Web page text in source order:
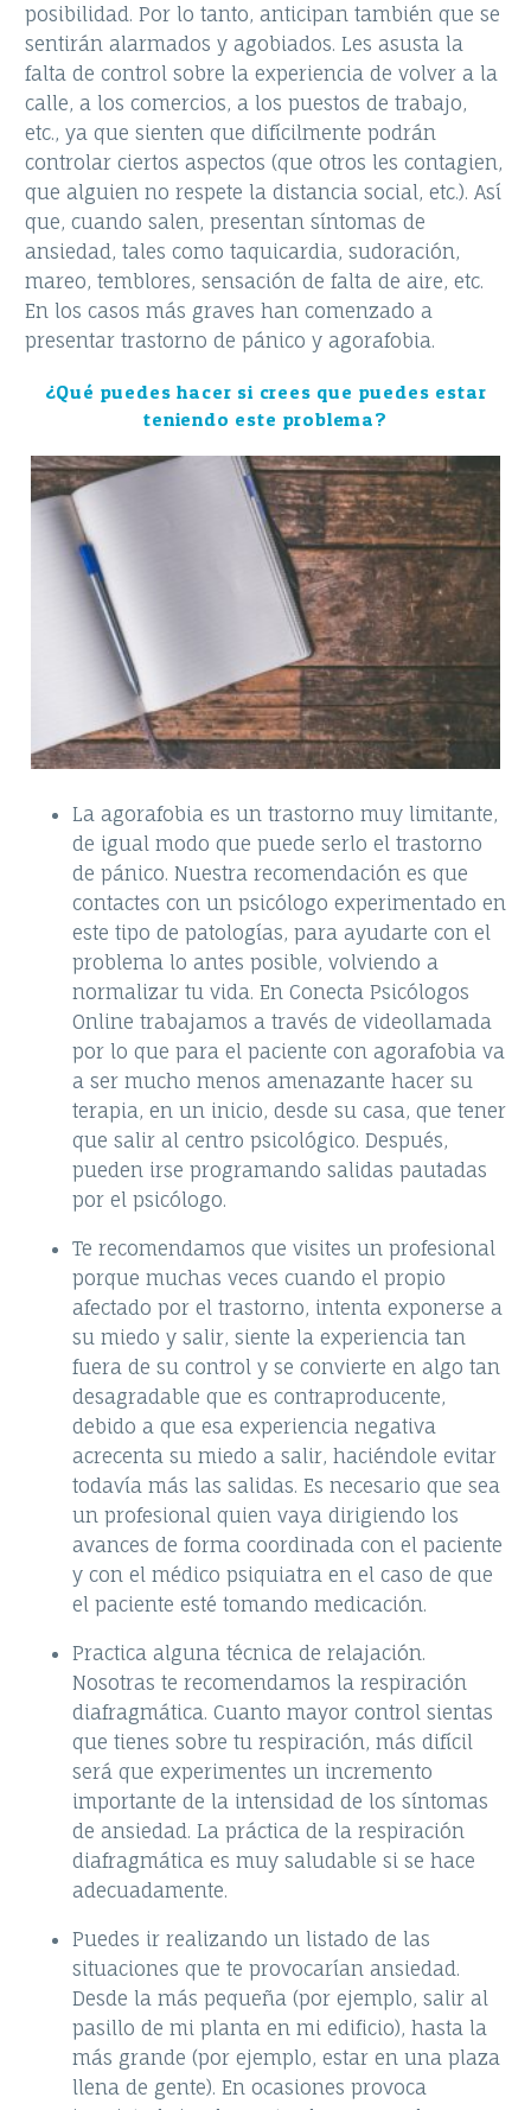
posibilidad. Por lo tanto, anticipan también que se
sentirán alarmados y agobiados. Les asusta la
falta de control sobre la experiencia de volver a la
calle, a los comercios, a los puestos de trabajo,
etc., ya que sienten que difícilmente podrán
controlar ciertos aspectos (que otros les contagien,
que alguien no respete la distancia social, etc.). Así
que, cuando salen, presentan síntomas de
ansiedad, tales como taquicardia, sudoración,
mareo, temblores, sensación de falta de aire, etc.
En los casos más graves han comenzado a
presentar trastorno de pánico y agorafobia.
¿Qué puedes hacer si crees que puedes estar
teniendo este problema?
La agorafobia es un trastorno muy limitante,
de igual modo que puede serlo el trastorno
de pánico. Nuestra recomendación es que
contactes con un psicólogo experimentado en
este tipo de patologías, para ayudarte con el
problema lo antes posible, volviendo a
normalizar tu vida. En Conecta Psicólogos
Online trabajamos a través de videollamada
por lo que para el paciente con agorafobia va
a ser mucho menos amenazante hacer su
terapia, en un inicio, desde su casa, que tener
que salir al centro psicológico. Después,
pueden irse programando salidas pautadas
por el psicólogo.
Te recomendamos que visites un profesional
porque muchas veces cuando el propio
afectado por el trastorno, intenta exponerse a
su miedo y salir, siente la experiencia tan
fuera de su control y se convierte en algo tan
desagradable que es contraproducente,
debido a que esa experiencia negativa
acrecenta su miedo a salir, haciéndole evitar
todavía más las salidas. Es necesario que sea
un profesional quien vaya dirigiendo los
avances de forma coordinada con el paciente
y con el médico psiquiatra en el caso de que
el paciente esté tomando medicación.
Practica alguna técnica de relajación.
Nosotras te recomendamos la respiración
diafragmática. Cuanto mayor control sientas
que tienes sobre tu respiración, más difícil
será que experimentes un incremento
importante de la intensidad de los síntomas
de ansiedad. La práctica de la respiración
diafragmática es muy saludable si se hace
adecuadamente.
Puedes ir realizando un listado de las
situaciones que te provocarían ansiedad.
Desde la más pequeña (por ejemplo, salir al
pasillo de mi planta en mi edificio), hasta la
más grande (por ejemplo, estar en una plaza
llena de gente). En ocasiones provoca